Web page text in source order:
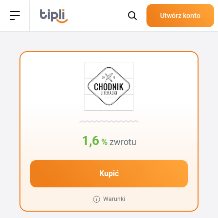
Utwórz konto
1,6 % zwrotu
Kupić
Warunki